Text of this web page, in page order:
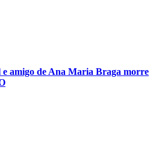
amigo de Ana Maria Braga morre